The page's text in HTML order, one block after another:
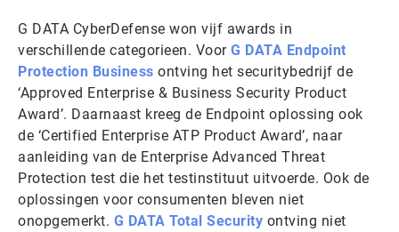
G DATA CyberDefense won vijf awards in
verschillende categorieen. Voor G DATA Endpoint
Protection Business ontving het securitybedrijf de
‘Approved Enterprise & Business Security Product
Award’. Daarnaast kreeg de Endpoint oplossing ook
de ‘Certified Enterprise ATP Product Award’, naar
aanleiding van de Enterprise Advanced Threat
Protection test die het testinstituut uitvoerde. Ook de
oplossingen voor consumenten bleven niet
onopgemerkt. G DATA Total Security ontving niet